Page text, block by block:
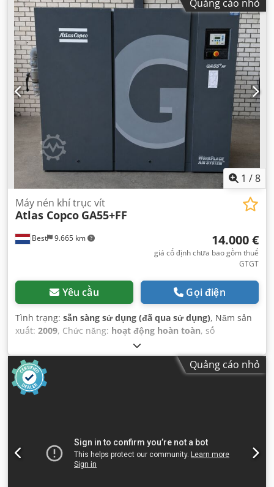
Quảng cáo nhỏ
1 /8
Best 9.665 km
Máy nén khí trục vít
Atlas Copco GA55+FF
14.000 €
giá cố định chưa bao gồm thuế
GTGT
Yêu cầu Gọi điện
Tình trạng: sẵn sàng sử dụng (đã qua sử dụng), Năm sản
xuất: 2009, Chức năng: hoạt động hoàn toàn, số
API607459, trọng lượng tổng cộng:
kg, công suất:55 kW (74,78 mã lực), lưu lượng thể tích:
637,2 m³/giờ
, áp suất (tối đa):
7,3 thanh
lạnh,
Quảng cáo nhỏ